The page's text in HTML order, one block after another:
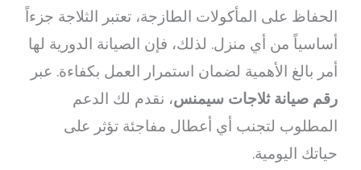
الحفاظ على المأكولات الطازجة، تعتبر الثلاجة جزءاً
أساسياً من أي منزل. لذلك، فإن الصيانة الدورية لها
أمر بالغ الأهمية لضمان استمرار العمل بكفاءة. عبر
رقم صيانة ثلاجات سيمنس، نقدم لك الدعم
المطلوب لتجنب أي أعطال مفاجئة تؤثر على
حياتك اليومية.